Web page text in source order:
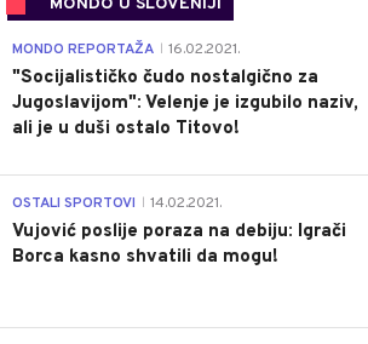
MONDO U SLOVENIJI
MONDO REPORTAŽA 16.02.2021.
"Socijalističko čudo nostalgično za
Jugoslavijom": Velenje je izgubilo naziv,
ali je u duši ostalo Titovo!
OSTALI SPORTOVI 14.02.2021.
Vujović poslije poraza na debiju: Igrači
Borca kasno shvatili da mogu!